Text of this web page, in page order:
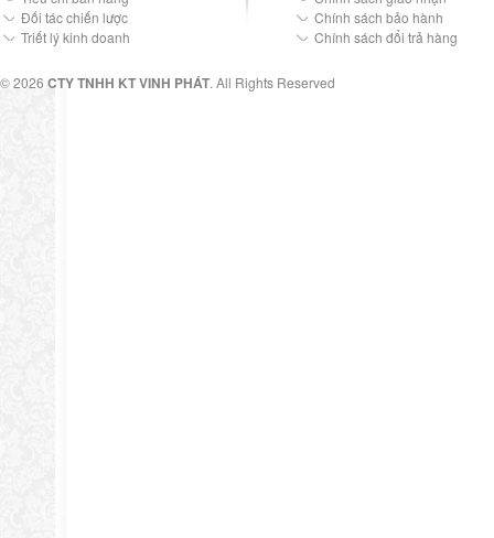
Đối tác chiến lược
Triết lý kinh doanh
Chính sách bảo hành
Chính sách đổi trả hàng
© 2026 CTY TNHH KT VINH PHÁT. All Rights Reserved